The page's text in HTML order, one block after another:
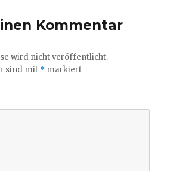
Kommentar
wird nicht veröffentlicht.
sind mit * markiert